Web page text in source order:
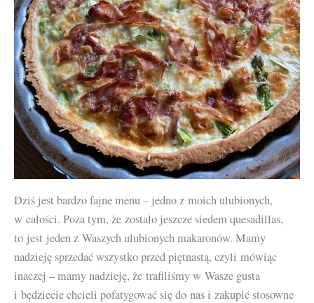
Dziś jest bardzo fajne menu – jedno z moich ulubionych,
w całości. Poza tym, że zostało jeszcze siedem quesadillas,
to jest jeden z Waszych ulubionych makaronów. Mamy
nadzieję sprzedać wszystko przed piętnastą, czyli mówiąc
inaczej – mamy nadzieję, że trafiliśmy w Wasze gusta
i będziecie chcieli pofatygować się do nas i zakupić stosowne